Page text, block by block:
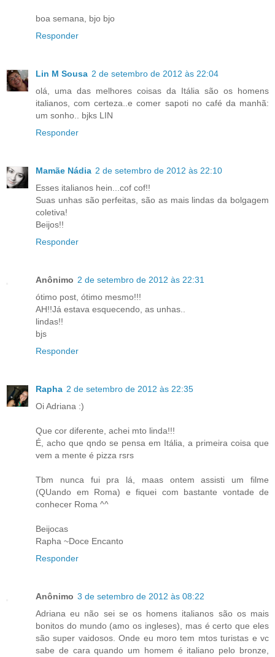
boa semana, bjo bjo
Responder
Lin M Sousa 2 de setembro de 2012 às 22:04
olá, uma das melhores coisas da Itália são os homens
italianos, com certeza..e comer sapoti no café da manhã:
um sonho.. bjks LIN
Responder
Mamãe Nádia 2 de setembro de 2012 às 22:10
Esses italianos hein...cof cof!!
Suas unhas são perfeitas, são as mais lindas da bolgagem
coletiva!
Beijos!!
Responder
Anônimo 2 de setembro de 2012 às 22:31
ótimo post, ótimo mesmo!!!
AH!!Já estava esquecendo, as unhas..
lindas!!
bjs
Responder
Rapha 2 de setembro de 2012 às 22:35
Oi Adriana :)
Que cor diferente, achei mto linda!!!
É, acho que qndo se pensa em Itália, a primeira coisa que
vem a mente é pizza rsrs
Tbm nunca fui pra lá, maas ontem assisti um filme
(QUando em Roma) e fiquei com bastante vontade de
conhecer Roma ^^
Beijocas
Rapha ~Doce Encanto
Responder
Anônimo 3 de setembro de 2012 às 08:22
Adriana eu não sei se os homens italianos são os mais
bonitos do mundo (amo os ingleses), mas é certo que eles
são super vaidosos. Onde eu moro tem mtos turistas e vc
sabe de cara quando um homem é italiano pelo bronze,